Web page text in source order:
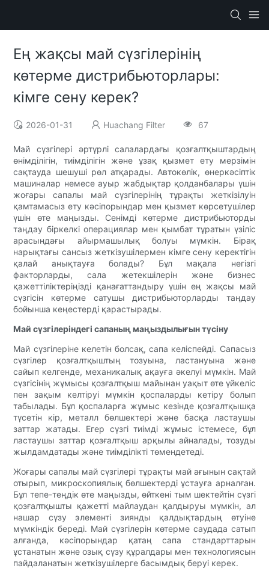
Ең жақсы май сүзгілерінің
көтерме дистрибьюторлары:
кімге сену керек?
2026-01-31 Huachang Filter 67
Май сүзгілері әртүрлі салалардағы қозғалтқыштардың
өнімділігін, тиімділігін және ұзақ қызмет ету мерзімін
сақтауда шешуші рөл атқарады. Автокөлік, өнеркәсіптік
машиналар немесе ауыр жабдықтар қолданбалары үшін
жоғары сапалы май сүзгілерінің тұрақты жеткізілуін
қамтамасыз ету кәсіпорындар мен қызмет көрсетушілер
үшін өте маңызды. Сенімді көтерме дистрибьюторды
таңдау біркелкі операциялар мен қымбат тұратын үзіліс
арасындағы айырмашылық болуы мүмкін. Бірақ
нарықтағы сансыз жеткізушілермен кімге сену керектігін
қалай анықтауға болады? Бұл мақала негізгі
факторларды, сала жетекшілерін және бизнес
қажеттіліктеріңізді қанағаттандыру үшін ең жақсы май
сүзгісін көтерме сатушы дистрибьюторларды таңдау
бойынша кеңестерді қарастырады.
Май сүзгілеріндегі сапаның маңыздылығын түсіну
Май сүзгілеріне келетін болсақ, сапа келіспейді. Сапасыз
сүзгілер қозғалтқыштың тозуына, ластануына және
сайып келгенде, механикалық ақауға әкелуі мүмкін. Май
сүзгісінің жұмысы қозғалтқыш майынан уақыт өте үйкеліс
пен зақым келтіруі мүмкін қоспаларды кетіру болып
табылады. Бұл қоспаларға жұмыс кезінде қозғалтқышқа
түсетін кір, металл бөлшектері және басқа ластаушы
заттар жатады. Егер сүзгі тиімді жұмыс істемесе, бұл
ластаушы заттар қозғалтқыш арқылы айналады, тозуды
жылдамдатады және тиімділікті төмендетеді.
Жоғары сапалы май сүзгілері тұрақты май ағынын сақтай
отырып, микроскопиялық бөлшектерді ұстауға арналған.
Бұл тепе-теңдік өте маңызды, өйткені тым шектейтін сүзгі
қозғалтқышты қажетті майлаудан қалдыруы мүмкін, ал
нашар сүзу элементі зиянды қалдықтардың өтуіне
мүмкіндік береді. Май сүзгілерін көтерме саудада сатып
алғанда, кәсіпорындар қатаң сапа стандарттарын
ұстанатын және озық сүзу құралдары мен технологиясын
пайдаланатын жеткізушілерге басымдық беруі керек.